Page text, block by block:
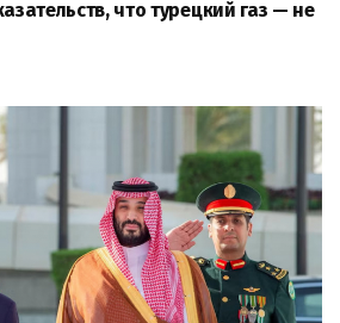
что турецкий газ — не